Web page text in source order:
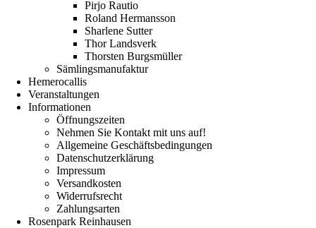
Pirjo Rautio
Roland Hermansson
Sharlene Sutter
Thor Landsverk
Thorsten Burgsmüller
Sämlingsmanufaktur
Hemerocallis
Veranstaltungen
Informationen
Öffnungszeiten
Nehmen Sie Kontakt mit uns auf!
Allgemeine Geschäftsbedingungen
Datenschutzerklärung
Impressum
Versandkosten
Widerrufsrecht
Zahlungsarten
Rosenpark Reinhausen